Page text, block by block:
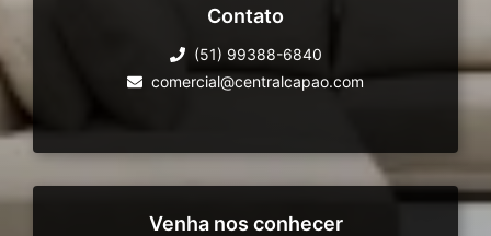
Contato
(51) 99388-6840
comercial@centralcapao.com
Venha nos conhecer